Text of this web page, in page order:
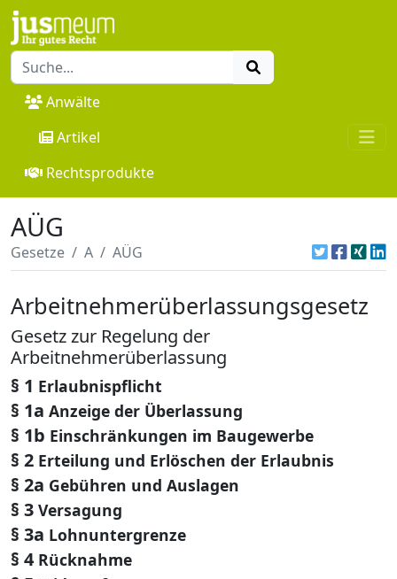
Anwälte
Artikel
Rechtsprodukte
AÜG
Gesetze A AÜG
Arbeitnehmerüberlassungsgesetz
Gesetz zur Regelung der
Arbeitnehmerüberlassung
§ 1 Erlaubnispflicht
§ 1a Anzeige der Überlassung
§ 1b Einschränkungen im Baugewerbe
§ 2 Erteilung und Erlöschen der Erlaubnis
§ 2a Gebühren und Auslagen
§ 3 Versagung
§ 3a Lohnuntergrenze
§ 4 Rücknahme